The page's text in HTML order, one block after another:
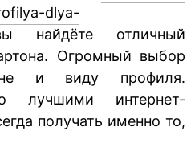
dlya-
найдёте отличный
Огромный выбор
и виду профиля.
лучшими интернет-
получать именно то,